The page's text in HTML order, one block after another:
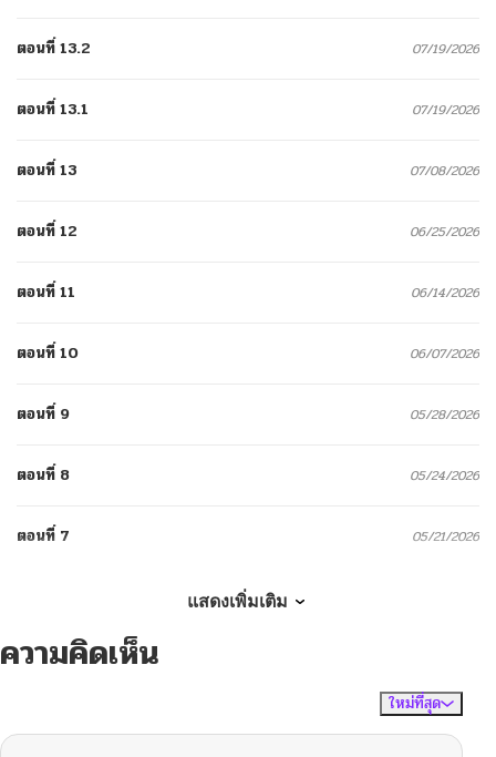
ตอนที่ 13.2 07/19/2026
ตอนที่ 13.1 07/19/2026
ตอนที่ 13 07/08/2026
ตอนที่ 12 06/25/2026
ตอนที่ 11 06/14/2026
ตอนที่ 10 06/07/2026
ตอนที่ 9 05/28/2026
ตอนที่ 8 05/24/2026
ตอนที่ 7 05/21/2026
ตอนที่ 5
05/06/2026
แสดงเพิ่มเติม
ความคิดเห็น
ใหม่ที่สุด